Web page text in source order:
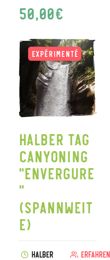
50,00€
Halber Tag
Canyoning
"Envergure
"
(Spannweit
e)
Halber
Erfahren